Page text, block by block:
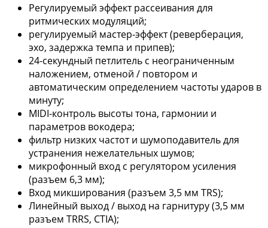
Регулируемый эффект рассеивания для
ритмических модуляций;
регулируемый мастер-эффект (реверберация,
эхо, задержка темпа и припев);
24-секундный петлитель с неограниченным
наложением, отменой / повтором и
автоматическим определением частоты ударов в
минуту;
MIDI-контроль высоты тона, гармонии и
параметров вокодера;
фильтр низких частот и шумоподавитель для
устранения нежелательных шумов;
микрофонный вход с регулятором усиления
(разъем 6,3 мм);
Вход микширования (разъем 3,5 мм TRS);
Линейный выход / выход на гарнитуру (3,5 мм
разъем TRRS, CTIA);